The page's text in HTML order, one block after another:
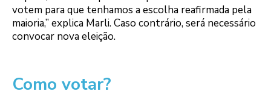
votem para que tenhamos a escolha reafirmada pela
maioria,” explica Marli. Caso contrário, será necessário
convocar nova eleição.
Como votar?